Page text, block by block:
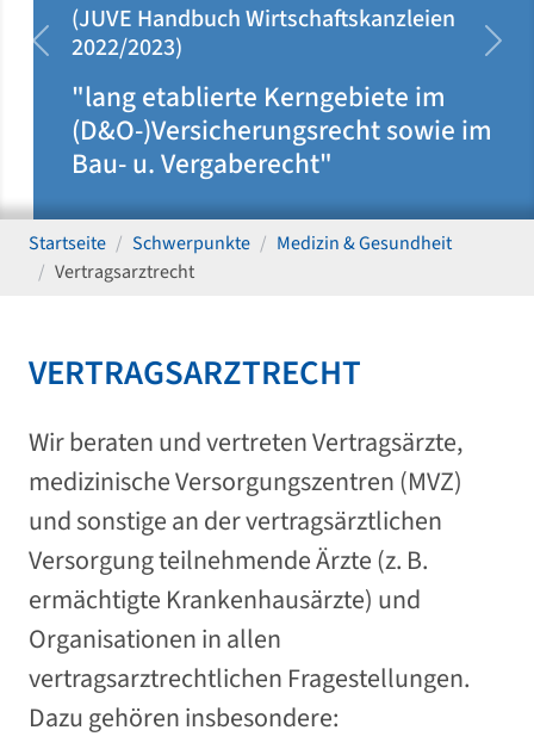
"klar auf Ärzteseite positioniert u.
dort rechtsgebietsübergreifend
tätig"
(JUVE Handbuch Wirtschaftskanzleien
2020/2021)
zurück
Startseite Schwerpunkte
Medizin & Gesundheit
Vertragsarztrecht
VERTRAGSARZTRECHT
Wir beraten und vertreten Vertragsärzte,
medizinische Versorgungszentren (MVZ)
und sonstige an der vertragsärztlichen
Versorgung teilnehmende Ärzte (z. B.
ermächtigte Krankenhausärzte) und
Organisationen in allen
vertragsarztrechtlichen Fragestellungen.
Dazu gehören insbesondere: